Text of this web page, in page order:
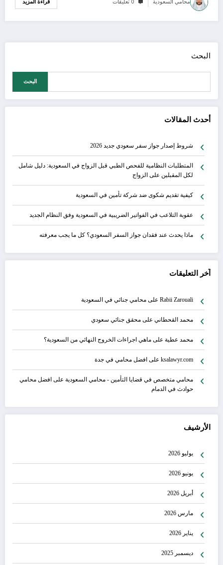
محامي السعودية 0 تعليقات قراءة المزيد
البحث
البحث
أحدث المقالات
شروط إصدار جواز سفر سعودي جديد 2026
المتطلبات النظامية للفحص الطبي قبل الزواج في السعودية: دليل شامل
لكل المقبلين على الزواج
كيفية تقديم شكوى ضد شركة تأمين في السعودية
عقوبة التلاعب في الفواتير الضريبية في السعودية وفق النظام الجديد
ماذا يحدث عند فقدان جواز السفر السعودي؟ كل ما يجب معرفته
آخر التعليقات
Rabii Zarouali على محامي جنائي في السعودية
محمد القحطاني على محقق جنائي سعودي
محمد عطية على ماهي اجراءات الخروج النهائي من السعودية؟
ksalawyr.com على افضل محامي في جدة
محامي متخصص في قضايا التأمين - محامي السعودية على افضل محامي
حوادث في الدمام
الأرشيف
يوليو 2026
يونيو 2026
أبريل 2026
مارس 2026
يناير 2026
ديسمبر 2025